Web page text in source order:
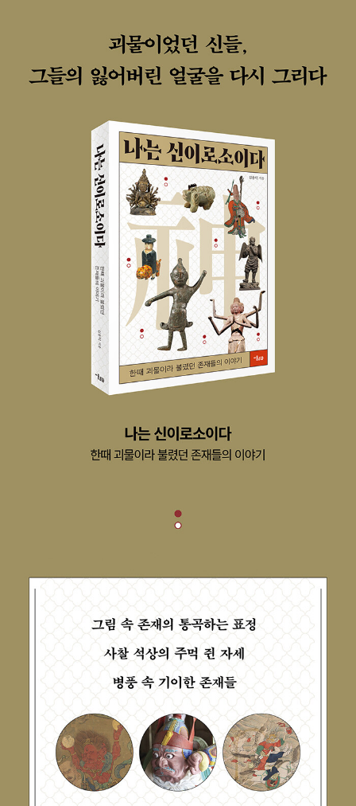
으로는 「고려시대 사신도의 현무 도상」(2020), 「조선후기 장식
문양의 화상어」(2021), 「하동인가, 나찰인가: 경산 환성사 대웅
전 수미단의 인비인 도상」(2023)이 있으며, 2021년 제2회 한국